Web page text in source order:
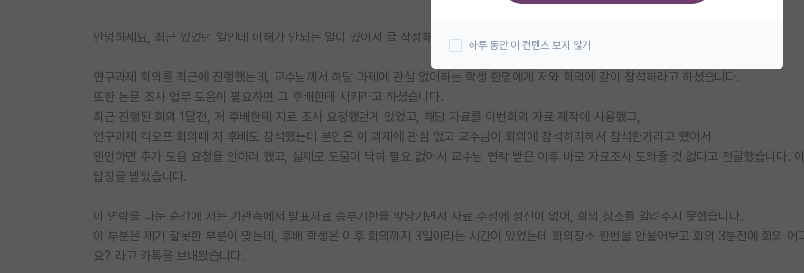
안녕하세요, 최근 있었던 일인데 이해가 안되는 일이 있어서 글 작성해봅니다.
연구과제 회의를 최근에 진행했는데, 교수님께서 해당 과제에 관심 없어하는 학생 한명에게 저와 회의에 같이 참석하라고 하셨습니다.
또한 논문 조사 업무 도움이 필요하면 그 후배한테 시키라고 하셨습니다.
최근 진행된 회의 1달전, 저 후배한테 자료 조사 요청했던게 있었고, 해당 자료를 이번회의 자료 제작에 사용했고,
연구과제 킥오프 회의때 저 후배도 참석했는데 본인은 이 과제에 관심 없고 교수님이 회의에 참석하라해서 참석한거라고 했어서
왠만하면 추가 도움 요청을 안하려 했고, 실제로 도움이 딱히 필요 없어서 교수님 연락 받은 이후 바로 자료조사 도와줄 것 없다고 전달했습니다.
답장을 받았습니다.
이 연락을 나눈 순간에 저는 기관측에서 발표자료 송부기한을 앞당기면서 자료 수정에 정신이 없어, 회의 장소를 알려주지 못했습니다.
이 부분은 제가 잘못한 부분이 맞는데, 후배 학생은 이후 회의까지 3일이라는 시간이 있었는데 회의장소 한번을 안물어보고 회의 3분전에 회의 어
요? 라고 카톡을 보내왔습니다.
하루 동안 이 컨텐츠 보지 않기